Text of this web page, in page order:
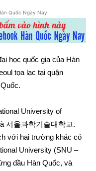
Quốc Ngày Nay
học quốc gia của Hàn
tọa lạc tại quận
University of
서울과학기술대학교.
với hai trường khác có
University (SNU –
đầu Hàn Quốc, và